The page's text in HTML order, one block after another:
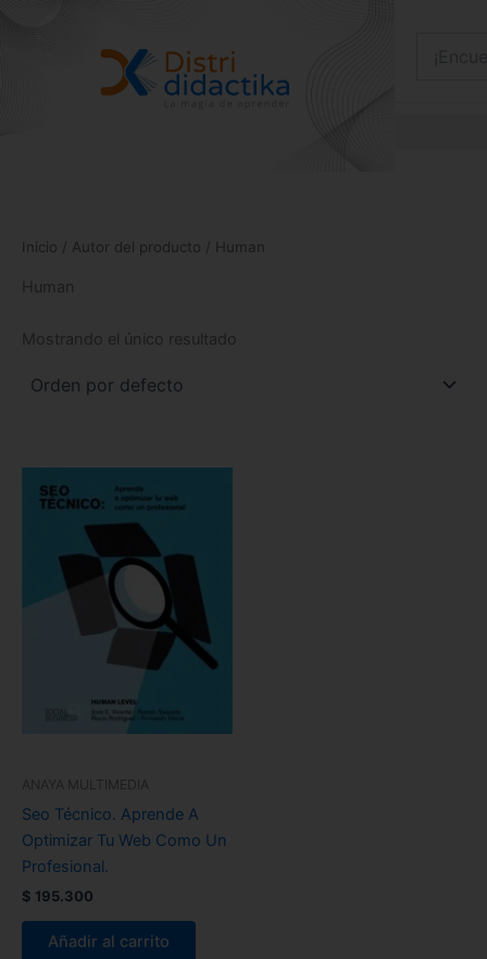
Inicio / Autor del producto / Human
Human
Mostrando el único resultado
ANAYA MULTIMEDIA
Seo Técnico. Aprende A
Optimizar Tu Web Como Un
Profesional.
$ 195.300
Añadir al carrito